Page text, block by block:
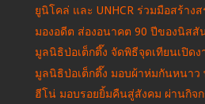
ยูนิโคล่ และ UNHCR ร่วมมือสร้าง
มองอดีต ส่องอนาคต 90 ปีของนิส
มูลนิธิป่อเต็กตึ๊ง จัดพิธีจุดเทียนเปิดง
มูลนิธิป่อเต็กตึ๊ง มอบผ้าห่มกันหนา
ฮีโน่ มอบรอยยิ้มคืนสู่สังคม ผ่านกิจ